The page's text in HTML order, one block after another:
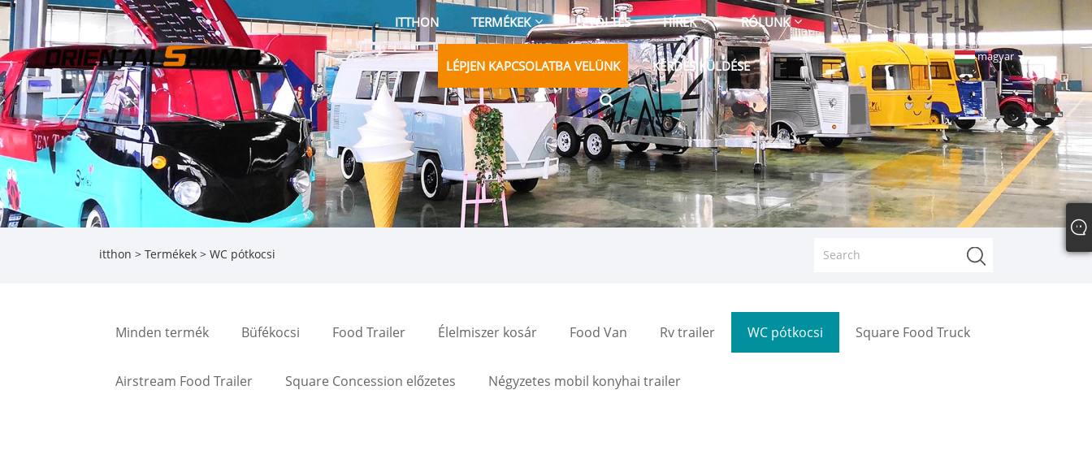
ITTHON TERMÉKEK LETÖLTÉS HÍREK RÓLUNK
LÉPJEN KAPCSOLATBA VELÜNK KÉRDÉS KÜLDÉSE
magyar
itthon > Termékek > WC pótkocsi
Minden termék Büfékocsi Food Trailer Élelmiszer kosár Food Van Rv trailer WC pótkocsi Square Food Truck
Airstream Food Trailer Square Concession előzetes Négyzetes mobil konyhai trailer